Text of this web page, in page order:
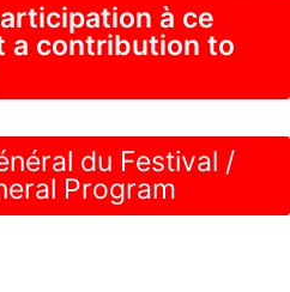
à ce
a contribution to
du Festival /
Program